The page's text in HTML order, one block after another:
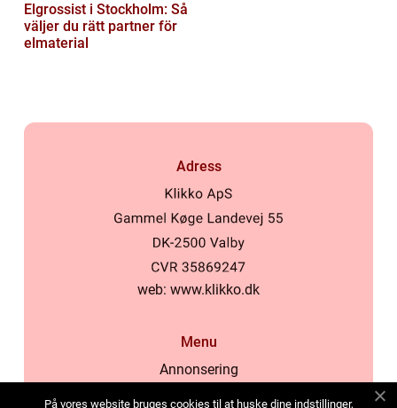
Elgrossist i Stockholm: Så
väljer du rätt partner för
elmaterial
Adress
web: www.klikko.dk
Menu
Annonsering
På vores website bruges cookies til at huske dine indstillinger,